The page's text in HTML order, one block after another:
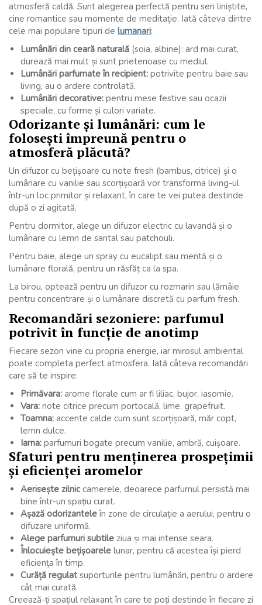
atmosferă caldă. Sunt alegerea perfectă pentru seri liniștite,
cine romantice sau momente de meditație. Iată câteva dintre
cele mai populare tipuri de lumanari:
Lumânări din ceară naturală (soia, albine): ard mai curat,
durează mai mult și sunt prietenoase cu mediul.
Lumânări parfumate în recipient: potrivite pentru baie sau
living, au o ardere controlată.
Lumânări decorative: pentru mese festive sau ocazii
speciale, cu forme și culori variate.
Odorizante și lumânări: cum le
folosești împreună pentru o
atmosferă plăcută?
Un difuzor cu bețișoare cu note fresh (bambus, citrice) și o
lumânare cu vanilie sau scorțișoară vor transforma living-ul
într-un loc primitor și relaxant, în care te vei putea destinde
după o zi agitată.
Pentru dormitor, alege un difuzor electric cu lavandă și o
lumânare cu lemn de santal sau patchouli.
Pentru baie, alege un spray cu eucalipt sau mentă și o
lumânare florală, pentru un răsfăț ca la spa.
La birou, optează pentru un difuzor cu rozmarin sau lămâie
pentru concentrare și o lumânare discretă cu parfum fresh.
Recomandări sezoniere: parfumul
potrivit în funcție de anotimp
Fiecare sezon vine cu propria energie, iar mirosul ambiental
poate completa perfect atmosfera. Iată câteva recomandări
care să te inspire:
Primăvara: arome florale cum ar fi liliac, bujor, iasomie.
Vara: note citrice precum portocală, lime, grapefruit.
Toamna: accente calde cum sunt scorțișoară, măr copt,
lemn dulce.
Iarna: parfumuri bogate precum vanilie, ambră, cuișoare.
Sfaturi pentru menținerea prospețimii
și eficienței aromelor
Aerisește zilniccamerele, deoarece parfumul persistă mai
bine într-un spațiu curat.
Așază odorizanteleîn zone de circulație a aerului, pentru o
difuzare uniformă.
Alege parfumuri subtile ziua și mai intense seara.
Înlocuiește bețișoarele lunar, pentru că acestea își pierd
eficiența în timp.
Curăță regulatsuporturile pentru lumânări, pentru o ardere
cât mai curată.
Creează-ți spațiul relaxant în care te poți destinde în fiecare zi